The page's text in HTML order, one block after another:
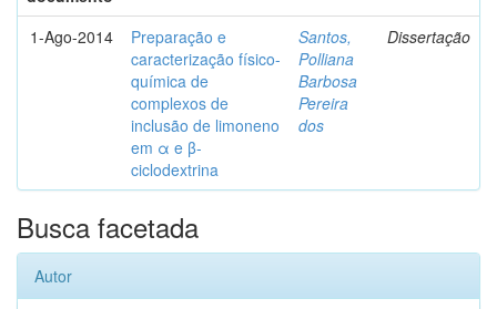
1-Ago-2014
Preparação e
caracterização físico-
química de
complexos de
inclusão de limoneno
em α e β-
ciclodextrina
Santos,
Polliana
Barbosa
Pereira
dos
Dissertação
Busca facetada
Autor